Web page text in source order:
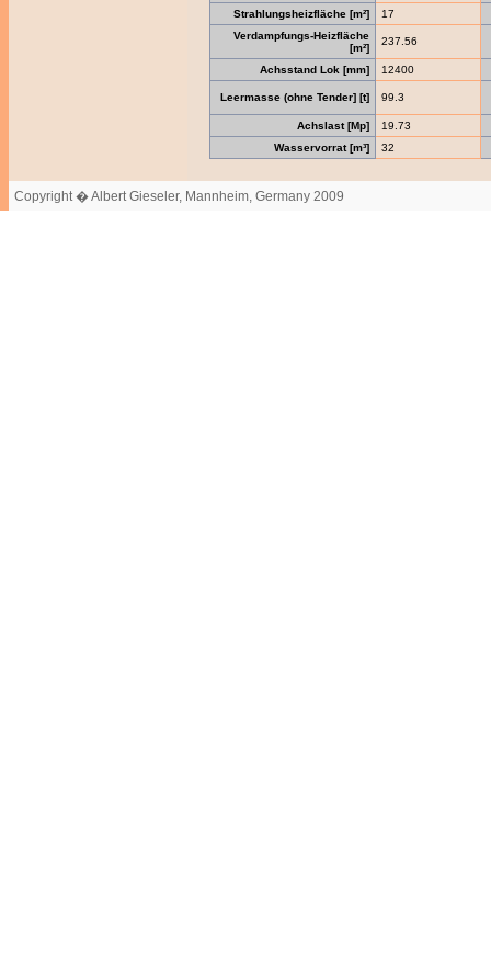
Strahlungsheizfläche [m²]
17
Verdampfungs-Heizfläche
[m²]
237.56
Achsstand Lok [mm] 12400
Leermasse (ohne Tender] [t] 99.3
Achslast [Mp]
19.73
Wasservorrat [m³]
32
Copyright � Albert Gieseler, Mannheim, Germany 2009